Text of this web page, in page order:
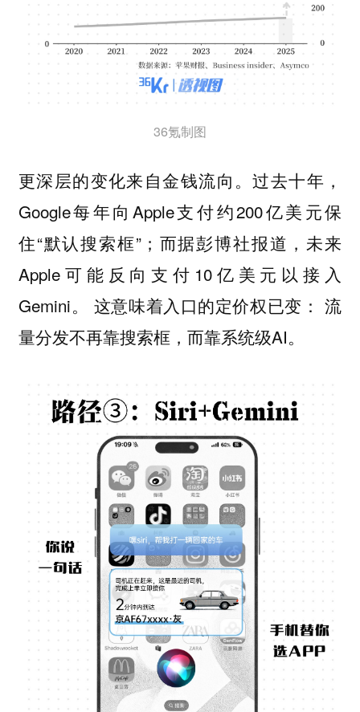
36氪制图
更深层的变化来自金钱流向。过去十年，
Google每年向Apple支付约200亿美元保
住“默认搜索框”；而据彭博社报道，未来
Apple可能反向支付10亿美元以接入
Gemini。 这意味着入口的定价权已变： 流
量分发不再靠搜索框，而靠系统级AI。